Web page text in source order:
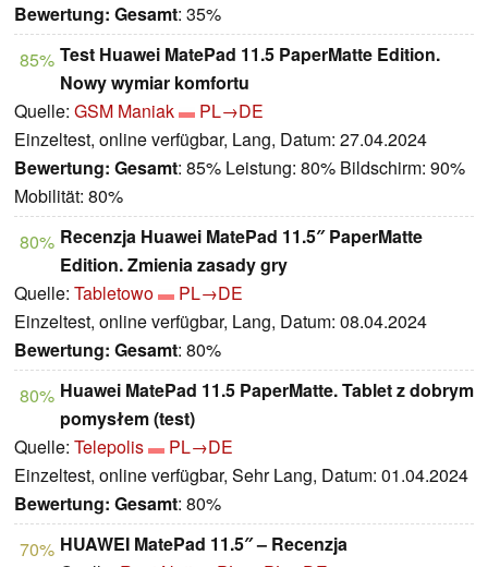
Bewertung: Gesamt: 35%
85% Test Huawei MatePad 11.5 PaperMatte Edition.
Nowy wymiar komfortu
Quelle: GSM Maniak
PL→DE
Einzeltest, online verfügbar, Lang, Datum: 27.04.2024
Bewertung: Gesamt: 85% Leistung: 80% Bildschirm: 90%
Mobilität: 80%
80% Recenzja Huawei MatePad 11.5″ PaperMatte
Edition. Zmienia zasady gry
Quelle: Tabletowo
PL→DE
Einzeltest, online verfügbar, Lang, Datum: 08.04.2024
Bewertung: Gesamt: 80%
80% Huawei MatePad 11.5 PaperMatte. Tablet z dobrym
pomysłem (test)
Quelle: Telepolis
PL→DE
Einzeltest, online verfügbar, Sehr Lang, Datum: 01.04.2024
Bewertung: Gesamt: 80%
70% HUAWEI MatePad 11.5″ – Recenzja